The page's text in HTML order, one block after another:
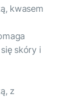
kwasem
skóry i
z